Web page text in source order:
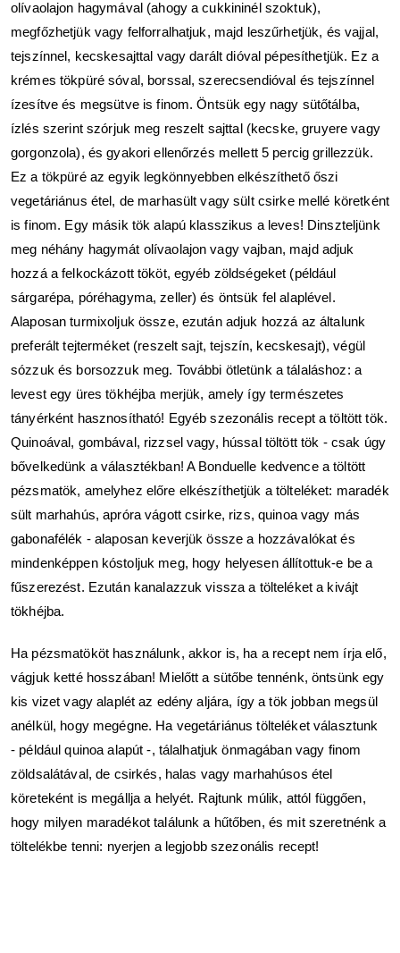
olívaolajon hagymával (ahogy a cukkininél szoktuk),
megfőzhetjük vagy felforralhatjuk, majd leszűrhetjük, és vajjal,
tejszínnel, kecskesajttal vagy darált dióval pépesíthetjük. Ez a
krémes tökpüré sóval, borssal, szerecsendióval és tejszínnel
ízesítve és megsütve is finom. Öntsük egy nagy sütőtálba,
ízlés szerint szórjuk meg reszelt sajttal (kecske, gruyere vagy
gorgonzola), és gyakori ellenőrzés mellett 5 percig grillezzük.
Ez a tökpüré az egyik legkönnyebben elkészíthető őszi
vegetáriánus étel, de marhasült vagy sült csirke mellé köretként
is finom. Egy másik tök alapú klasszikus a leves! Dinszteljünk
meg néhány hagymát olívaolajon vagy vajban, majd adjuk
hozzá a felkockázott tököt, egyéb zöldségeket (például
sárgarépa, póréhagyma, zeller) és öntsük fel alaplével.
Alaposan turmixoljuk össze, ezután adjuk hozzá az általunk
preferált tejterméket (reszelt sajt, tejszín, kecskesajt), végül
sózzuk és borsozzuk meg. További ötletünk a tálaláshoz: a
levest egy üres tökhéjba merjük, amely így természetes
tányérként hasznosítható! Egyéb szezonális recept a töltött tök.
Quinoával, gombával, rizzsel vagy, hússal töltött tök - csak úgy
bővelkedünk a választékban! A Bonduelle kedvence a töltött
pézsmatök, amelyhez előre elkészíthetjük a tölteléket: maradék
sült marhahús, apróra vágott csirke, rizs, quinoa vagy más
gabonafélék - alaposan keverjük össze a hozzávalókat és
mindenképpen kóstoljuk meg, hogy helyesen állítottuk-e be a
fűszerezést. Ezután kanalazzuk vissza a tölteléket a kivájt
tökhéjba.
Ha pézsmatököt használunk, akkor is, ha a recept nem írja elő,
vágjuk ketté hosszában! Mielőtt a sütőbe tennénk, öntsünk egy
kis vizet vagy alaplét az edény aljára, így a tök jobban megsül
anélkül, hogy megégne. Ha vegetáriánus tölteléket választunk
- például quinoa alapút -, tálalhatjuk önmagában vagy finom
zöldsalátával, de csirkés, halas vagy marhahúsos étel
köreteként is megállja a helyét. Rajtunk múlik, attól függően,
hogy milyen maradékot találunk a hűtőben, és mit szeretnénk a
töltelékbe tenni: nyerjen a legjobb szezonális recept!